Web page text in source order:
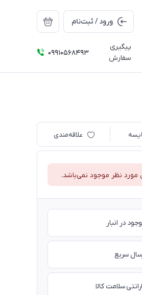
ورود / ثبت‌نام
پیگیری
سفارش
09910568493
علاقه‌مندی
نظر موجود نمی‌باشد.
در انبار
سریع
سلامت کالا